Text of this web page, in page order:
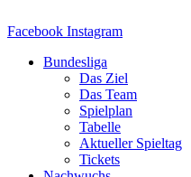
Inhalt
Facebook Instagram
Bundesliga
Das Ziel
Das Team
Spielplan
Tabelle
Aktueller Spieltag
Tickets